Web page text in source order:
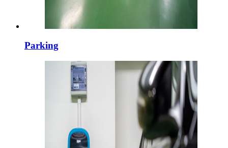
Parking